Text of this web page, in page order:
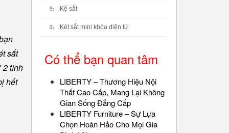
sắt
2 tính
hết
Kệ sắt
Két sắt mini khóa điện tử
Có thể bạn quan tâm
LIBERTY – Thương Hiệu Nội
Thất Cao Cấp, Mang Lại Không
Gian Sống Đẳng Cấp
LIBERTY Furniture – Sự Lựa
Chọn Hoàn Hảo Cho Mọi Gia